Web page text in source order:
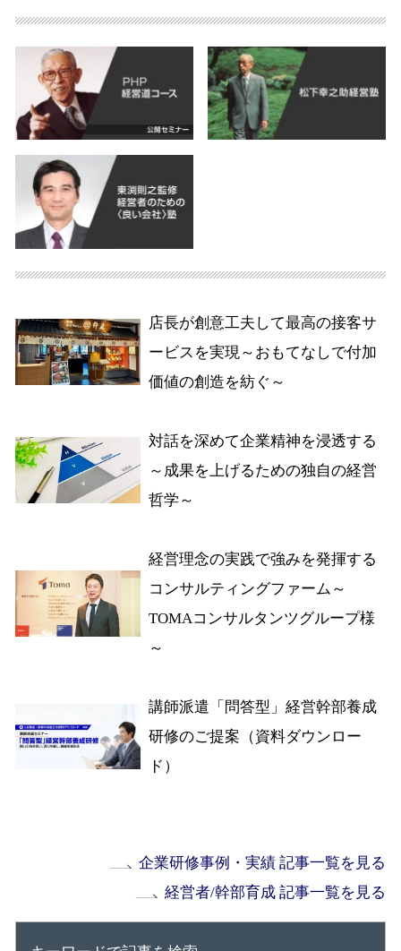
店長が創意工夫して最高の接客サ
ービスを実現～おもてなしで付加
価値の創造を紡ぐ～
対話を深めて企業精神を浸透する
～成果を上げるための独自の経営
哲学～
経営理念の実践で強みを発揮する
コンサルティングファーム～
TOMAコンサルタンツグループ様
～
講師派遣「問答型」経営幹部養成
研修のご提案（資料ダウンロー
ド）
企業研修事例・実績 記事一覧を見る
経営者/幹部育成 記事一覧を見る